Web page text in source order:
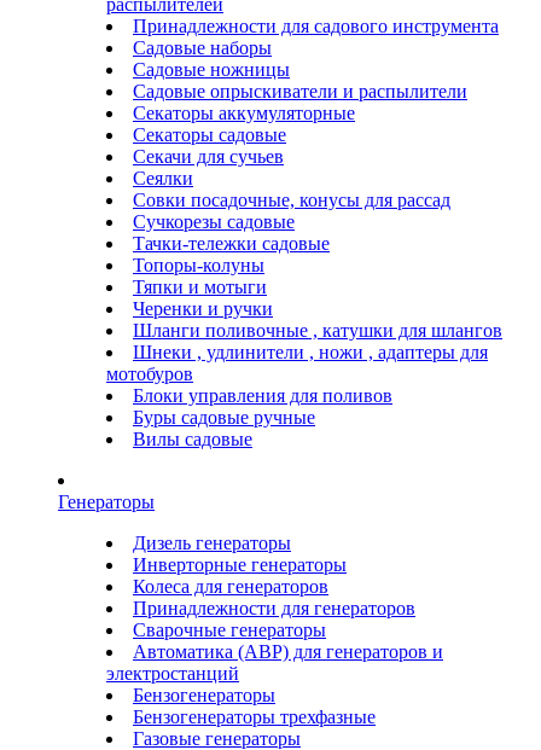
Принадлежности для садового инструмента
Садовые наборы
Садовые ножницы
Садовые опрыскиватели и распылители
Секаторы аккумуляторные
Секаторы садовые
Секачи для сучьев
Сеялки
Совки посадочные, конусы для рассад
Сучкорезы садовые
Тачки-тележки садовые
Топоры-колуны
Тяпки и мотыги
Черенки и ручки
Шланги поливочные , катушки для шлангов
Шнеки , удлинители , ножи , адаптеры для
мотобуров
Блоки управления для поливов
Буры садовые ручные
Вилы садовые
Генераторы
Дизель генераторы
Инверторные генераторы
Колеса для генераторов
Принадлежности для генераторов
Сварочные генераторы
Автоматика (АВР) для генераторов и
электростанций
Бензогенераторы
Бензогенераторы трехфазные
Газовые генераторы